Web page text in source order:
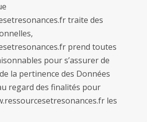
traite des
prend toutes
pour s’assurer de
la pertinence des Données
regard des finalités pour
les